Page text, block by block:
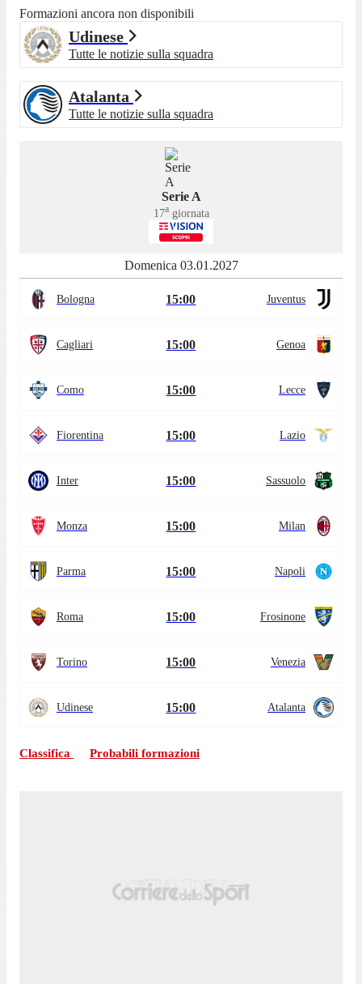
Formazioni ancora non disponibili
Udinese
Tutte le notizie sulla squadra
Atalanta
Tutte le notizie sulla squadra
Serie A
17agiornata
Domenica 03.01.2027
Bologna 15:00 Juventus
Cagliari 15:00 Genoa
Como 15:00 Lecce
Fiorentina 15:00 Lazio
Inter 15:00 Sassuolo
Monza 15:00 Milan
Parma 15:00 Napoli
Roma 15:00 Frosinone
Torino 15:00 Venezia
Udinese 15:00 Atalanta
Classifica Probabili formazioni